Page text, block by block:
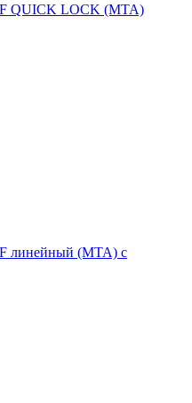
QUICK LOCK (MTA)
линейный (MTA) с